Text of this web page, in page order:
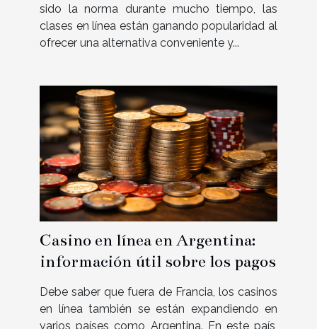
sido la norma durante mucho tiempo, las
clases en línea están ganando popularidad al
ofrecer una alternativa conveniente y...
Casino en línea en Argentina:
información útil sobre los pagos
Debe saber que fuera de Francia, los casinos
en línea también se están expandiendo en
varios países como Argentina. En este país,